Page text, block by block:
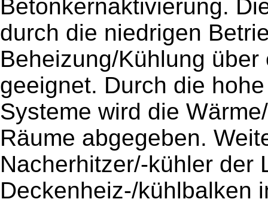
Betonkernaktivierung.
durch die niedrigen
Beheizung/Kühlung
geeignet. Durch die
Systeme wird die
Räume abgegeben.
Nacherhitzer/-kühler der
Deckenheiz-/kühlbalken